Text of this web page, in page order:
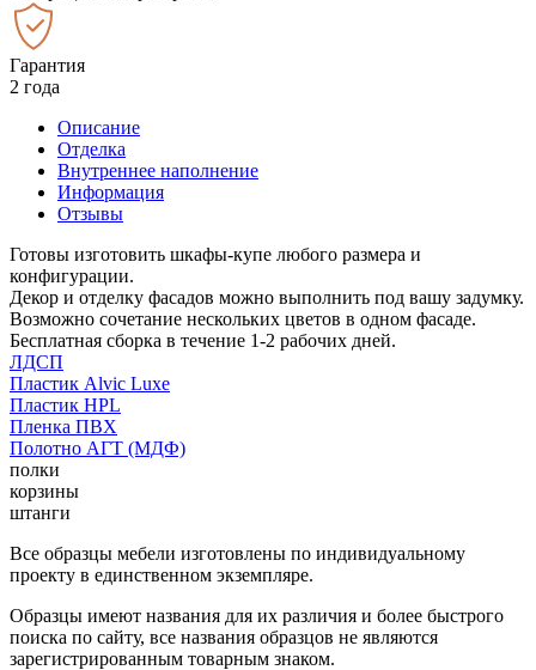
Гарантия
2 года
Описание
Отделка
Внутреннее наполнение
Информация
Отзывы
Готовы изготовить шкафы-купе любого размера и
конфигурации.
Декор и отделку фасадов можно выполнить под вашу задумку.
Возможно сочетание нескольких цветов в одном фасаде.
Бесплатная сборка в течение 1-2 рабочих дней.
ЛДСП
Пластик Alvic Luxe
Пластик HPL
Пленка ПВХ
Полотно АГТ (МДФ)
полки
корзины
штанги
Все образцы мебели изготовлены по индивидуальному
проекту в единственном экземпляре.
Образцы имеют названия для их различия и более быстрого
поиска по сайту, все названия образцов не являются
зарегистрированным товарным знаком.